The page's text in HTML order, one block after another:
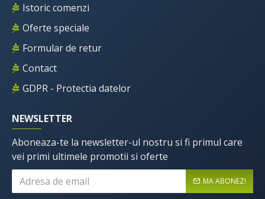
Istoric comenzi
Oferte speciale
Formular de retur
Contact
GDPR - Protectia datelor
NEWSLETTER
Aboneaza-te la newsletter-ul nostru si fi primul care
vei primi ultimele promotii si oferte
MA ABONEZ!